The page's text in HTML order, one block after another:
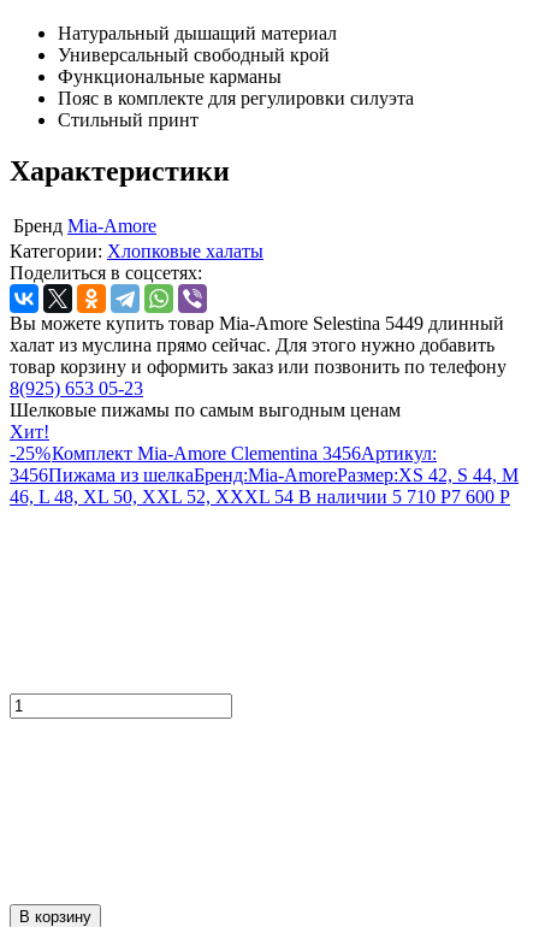
Натуральный дышащий материал
Универсальный свободный крой
Функциональные карманы
Пояс в комплекте для регулировки силуэта
Стильный принт
Характеристики
Бренд Mia-Amore
Категории: Хлопковые халаты
Поделиться в соцсетях:
Вы можете купить товар Mia-Amore Selestina 5449 длинный
халат из муслина прямо сейчас. Для этого нужно добавить
товар корзину и оформить заказ или позвонить по телефону
8(925) 653 05-23
Шелковые пижамы по самым выгодным ценам
Хит!
-25%Комплект Mia-Amore Clementina 3456Артикул:
3456Пижама из шелкаБренд:Mia-AmoreРазмер:XS 42, S 44, M
46, L 48, XL 50, XXL 52, XXXL 54 В наличии 5 710 Р7 600 Р
В корзину